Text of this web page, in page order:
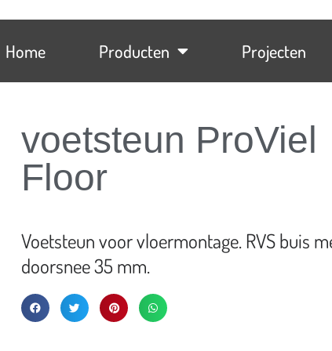
Home Producten Projecten
voetsteun ProViel
Floor
Voetsteun voor vloermontage. RVS buis
doorsnee 35 mm.